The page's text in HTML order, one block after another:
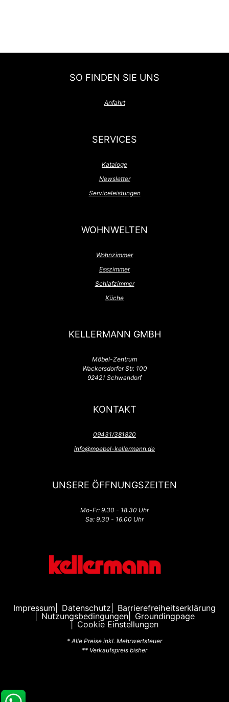
SO FINDEN SIE UNS
Anfahrt
SERVICES
Kataloge
Newsletter
Serviceleistungen
WOHNWELTEN
Wohnzimmer
Esszimmer
Schlafzimmer
Küche
KELLERMANN GMBH
Möbel-Zentrum
Wackersdorfer Str. 100
92421 Schwandorf
KONTAKT
09431/381820
info@moebel-kellermann.de
UNSERE ÖFFNUNGSZEITEN
Mo-Fr: 9.30 - 18.30 Uhr
Sa: 9.30 - 16.00 Uhr
Impressum Datenschutz
Barrierefreiheitserklärung
Nutzungsbedingungen
Groundingpage
Cookie Einstellungen
* Alle Preise inkl. Mehrwertsteuer
** Verkaufspreis bisher